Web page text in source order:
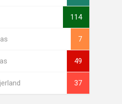
114
7
49
37